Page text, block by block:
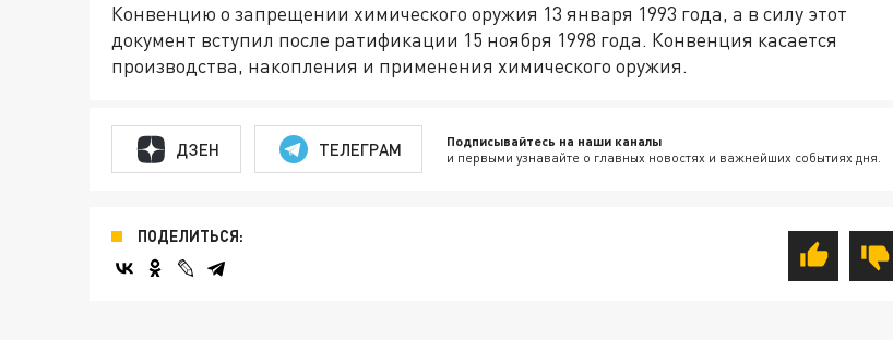
Конвенцию о запрещении химического оружия 13 января 1993 года, а в силу этот
документ вступил после ратификации 15 ноября 1998 года. Конвенция касается
производства, накопления и применения химического оружия.
ДЗЕН ТЕЛЕГРАМ Подписывайтесь на наши каналы
и первыми узнавайте о главных новостях и важнейших событиях дня.
ПОДЕЛИТЬСЯ: